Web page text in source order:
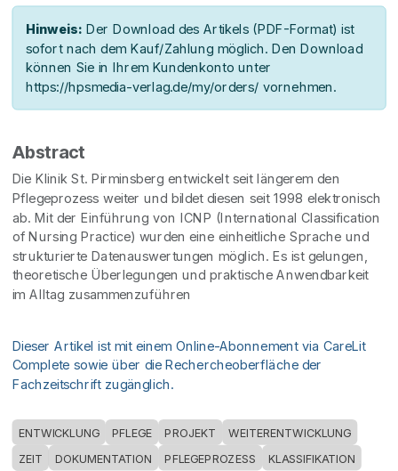
Hinweis: Der Download des Artikels (PDF-Format) ist
sofort nach dem Kauf/Zahlung möglich. Den Download
können Sie in Ihrem Kundenkonto unter
https://hpsmedia-verlag.de/my/orders/ vornehmen.
Abstract
Die Klinik St. Pirminsberg entwickelt seit längerem den
Pflegeprozess weiter und bildet diesen seit 1998 elektronisch
ab. Mit der Einführung von ICNP (International Classification
of Nursing Practice) wurden eine einheitliche Sprache und
strukturierte Datenauswertungen möglich. Es ist gelungen,
theoretische Überlegungen und praktische Anwendbarkeit
im Alltag zusammenzuführen
Dieser Artikel ist mit einem Online-Abonnement via CareLit
Complete sowie über die Rechercheoberfläche der
Fachzeitschrift zugänglich.
ENTWICKLUNG PFLEGE PROJEKT
WEITERENTWICKLUNG
ZEIT
DOKUMENTATION PFLEGEPROZESS
KLASSIFIKATION